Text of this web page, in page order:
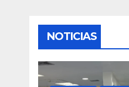
NOTICIAS